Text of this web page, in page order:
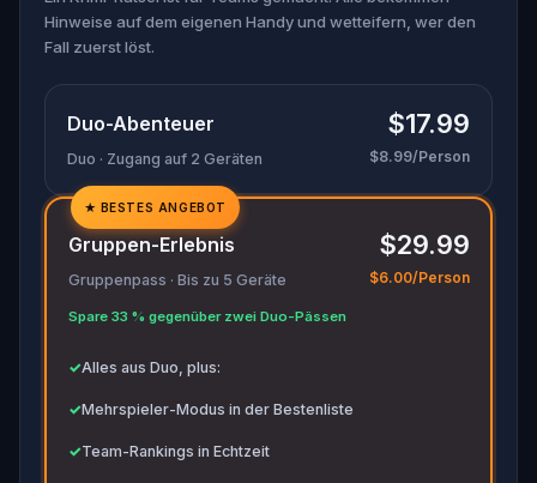
Schatten?
🔎 Sammle Hinweise, verhöre Verdächtige und
bereit, um alle wichtigen Beweise zu notieren.
Hinweise auf dem eigenen Handy und wetteifern, wer den
Fall zuerst löst.
Duo-Abenteuer
Duo · Zugang auf 2 Geräten
$17.99
$8.99/Person
✓
✓
★ BESTES ANGEBOT
Gruppen-Erlebnis
Gruppenpass · Bis zu 5 Geräte
Spare 33 % gegenüber zwei Duo-Pässen
$29.99
$6.00/Person
✓Alles aus Duo, plus:
✓Mehrspieler-Modus in der Bestenliste
✓Team-Rankings in Echtzeit